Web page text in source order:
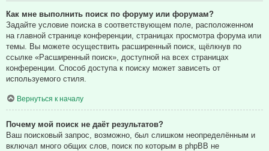
Как мне выполнить поиск по форуму или форумам?
Задайте условие поиска в соответствующем поле, расположенном
на главной странице конференции, страницах просмотра форума или
темы. Вы можете осуществить расширенный поиск, щёлкнув по
ссылке «Расширенный поиск», доступной на всех страницах
конференции. Способ доступа к поиску может зависеть от
используемого стиля.
Вернуться к началу
Почему мой поиск не даёт результатов?
Ваш поисковый запрос, возможно, был слишком неопределённым и
включал много общих слов, поиск по которым в phpBB не